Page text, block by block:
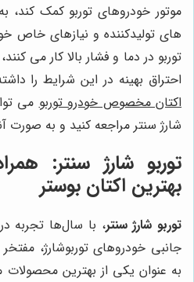
موتور خودروهای توربو کمک
های تولیدکننده و نیازهای خاص
توربو در دما و فشار بالا کار می
احتراق بهینه در این شرایط را
اکتان مخصوص خودرو توربومی
شارژ سنتر مراجعه کنید و به صورت
توربو شارژ سنتر:
بهترین اکتان بوستر
توربو شارژ سنتر، با سال‌ها تجربه
جانبی خودروهای توربوشارژ،
به عنوان یکی از بهترین محصولات